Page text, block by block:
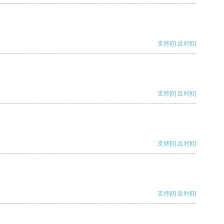
支持[0] 反对[0]
支持[0] 反对[0]
支持[0] 反对[0]
支持[0] 反对[0]